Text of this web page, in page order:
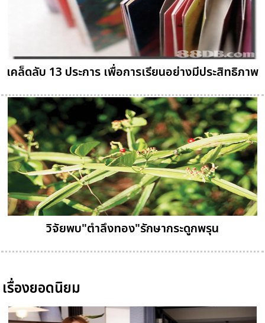
เคล็ดลับ 13 ประการ เพื่อการเรียนอย่างมีประสิทธิภาพ
วิจัยพบ"ตำลึงทอง"รักษากระดูกพรุน
เรื่องยอดนิยม